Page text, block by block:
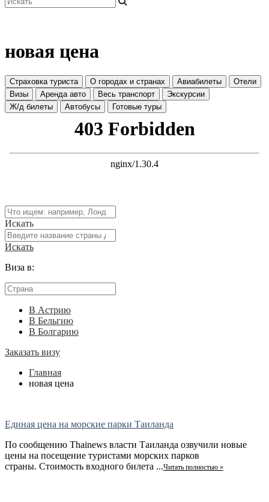
новая цена
Страховка туриста О городах и странах Авиабилеты
Отели
Визы
Аренда авто Весь транспорт
Экскурсии
Ж/д билеты
Автобусы Готовые туры
Искать
Искать
Виза в:
В Астрию
В Бельгию
В Болгарию
Заказать визу
Главная
новая цена
Единая цена на морские парки Таиланда
По сообщению Thainews власти Таиланда озвучили новые
цены на посещение туристами морских парков
страны. Стоимость входного билета ...Читать полностью »